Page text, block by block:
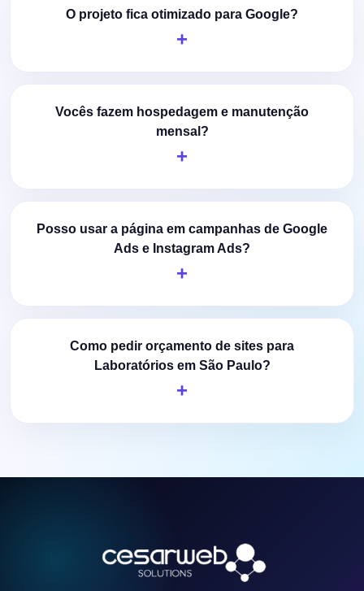
O projeto fica otimizado para Google?
Vocês fazem hospedagem e manutenção
mensal?
Posso usar a página em campanhas de Google
Ads e Instagram Ads?
Como pedir orçamento de sites para
Laboratórios em São Paulo?